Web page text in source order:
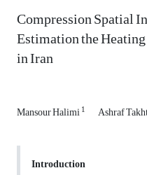
Compression Spatial
Estimation the
in Iran
Mansour Halimi1 Ashraf
Introduction